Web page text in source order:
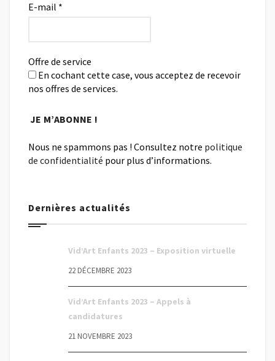
E-mail *
Offre de service
En cochant cette case, vous acceptez de recevoir
nos offres de services.
Nous ne spammons pas ! Consultez notre politique
de confidentialité pour plus d’informations.
Dernières actualités
Vid’Art Enfants 2023 – Exposition virtuelle
22 DÉCEMBRE 2023
Vid’Art Enfants 2023 – Appels à
candidatures
21 NOVEMBRE 2023